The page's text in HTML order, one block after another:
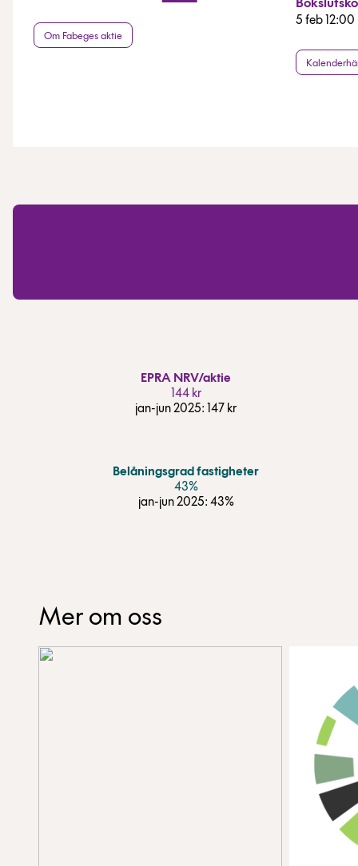
Om Fabeges aktie
5 feb 12:00
EPRA NRV/aktie
144 kr
jan-jun 2025: 147 kr
Belåningsgrad fastigheter
43%
jan-jun 2025: 43%
Mer om oss